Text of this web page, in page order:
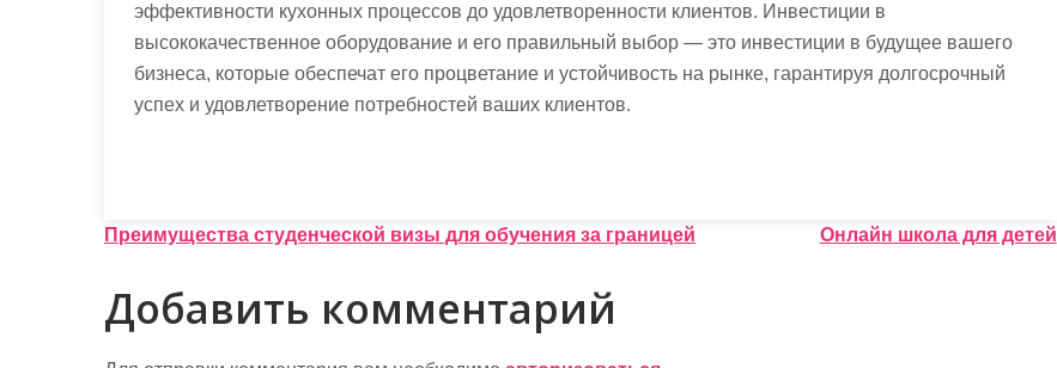
эффективности кухонных процессов до удовлетворенности клиентов. Инвестиции в
высококачественное оборудование и его правильный выбор — это инвестиции в будущее вашего
бизнеса, которые обеспечат его процветание и устойчивость на рынке, гарантируя долгосрочный
успех и удовлетворение потребностей ваших клиентов.
Н
а
в
Преимущества студенческой визы для обучения за границей Онлайн школа для детей
Добавить комментарий